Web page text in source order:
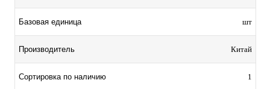
Базовая единица шт
Производитель Китай
Сортировка по наличию 1